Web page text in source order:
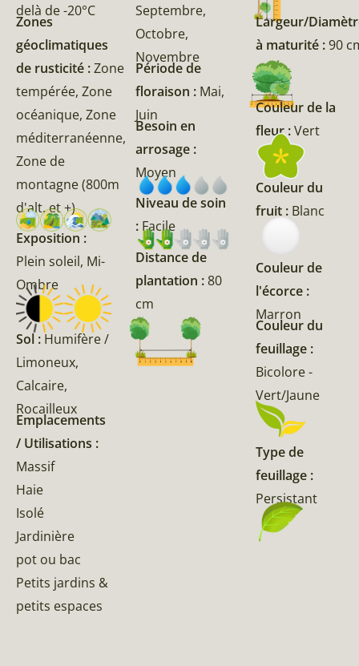
delà de -20°C
Zones
géoclimatiques
de rusticité :Zone
tempérée, Zone
océanique, Zone
méditerranéenne,
Zone de
montagne (800m
d'alt. et +)
Exposition :
Plein soleil, Mi-
Ombre
Sol : Humifère /
Limoneux,
Calcaire,
Rocailleux
Emplacements
/ Utilisations :
Massif
Haie
Isolé
Jardinière
pot ou bac
Petits jardins &
petits espaces
Septembre,
Octobre,
Novembre
Période de
floraison : Mai,
Juin
Besoin en
arrosage :
Moyen
Niveau de soin
: Facile
Distance de
plantation :80
cm
Largeur/
à maturité :90
Couleur de la
fleur :Vert
Couleur du
fruit : Blanc
Couleur de
l'écorce :
Marron
Couleur du
feuillage :
Bicolore -
Vert/Jaune
Type de
feuillage :
Persistant